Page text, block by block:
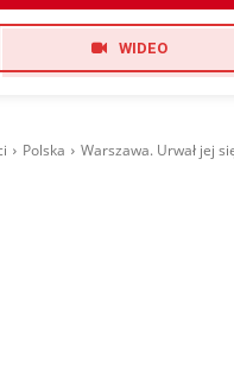
WIDEO
Polska Warszawa. Urwał jej